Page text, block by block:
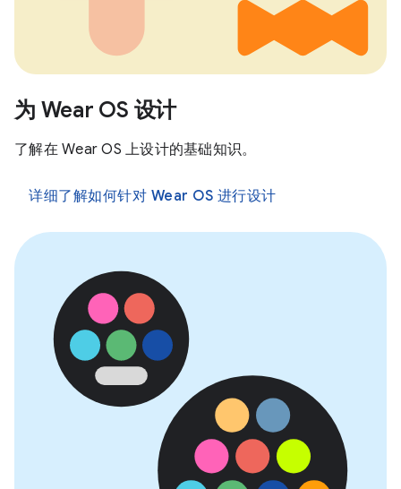
为 Wear OS 设计
了解在 Wear OS 上设计的基础知识。
详细了解如何针对 Wear OS 进行设计